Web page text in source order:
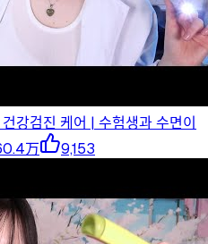
강검진 케어 | 수험생과 수면이
万 9,153